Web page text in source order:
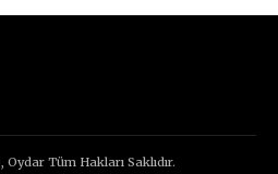
Tüm Hakları Saklıdır.